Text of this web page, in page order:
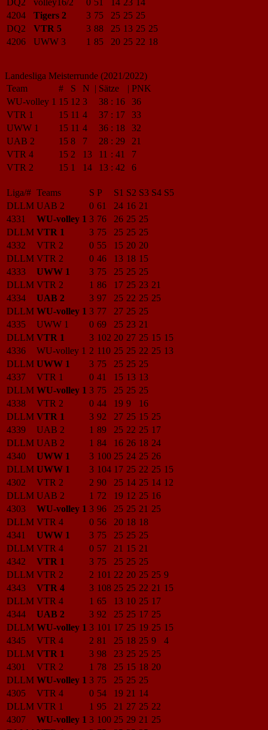
DQ2
volley16/2 0 51 14 23 14
4204
Tigers 2 3 75 25 25 25
DQ2
VTR 5 3 88 25 13 25 25
4206
UWW 3 1 85 20 25 22 18
Landesliga Meisterrunde (2021/2022)
Team
# S N | Sätze | PNK
WU-volley 1 15 12 3 38 : 16
36
VTR 1
15 11 4 37 : 17
33
UWW 1
15 11 4 36 : 18
32
UAB 2
15 8 7 28 : 29
21
VTR 4
15 2 13 11 : 41
7
VTR 2
15 1 14 13 : 42 6
Liga/# Teams S P S1 S2 S3 S4 S5
DLLM UAB 2 0 61 24 16 21
4331
WU-volley 1 3 76 26 25 25
DLLM VTR 1 3 75 25 25 25
4332
VTR 2 0 55 15 20 20
DLLM VTR 2 0 46 13 18 15
4333
UWW 1 3 75 25 25 25
DLLM VTR 2 1 86 17 25 23 21
4334
UAB 2 3 97 25 22 25 25
DLLM WU-volley 1 3 77 27 25 25
4335
UWW 1 0 69 25 23 21
DLLM VTR 1 3 102 20 27 25 15 15
4336
WU-volley 1 2 110 25 25 22 25 13
DLLM UWW 1 3 75 25 25 25
4337
VTR 1 0 41 15 13 13
DLLM WU-volley 1 3 75 25 25 25
4338
VTR 2 0 44 19 9
16
DLLM VTR 1 3 92 27 25 15 25
4339
UAB 2 1 89 25 22 25 17
DLLM UAB 2 1 84 16 26 18 24
4340
UWW 1 3 100 25 24 25 26
DLLM UWW 1 3 104 17 25 22 25 15
4302
VTR 2 2 90 25 14 25 14 12
DLLM UAB 2 1 72 19 12 25 16
4303
WU-volley 1 3 96 25 25 21 25
DLLM VTR 4 0 56 20 18 18
4341
UWW 1 3 75 25 25 25
DLLM VTR 4 0 57 21 15 21
4342
VTR 1 3 75 25 25 25
DLLM VTR 2 2 101 22 20 25 25 9
4343
VTR 4 3 108 25 25 22 21 15
DLLM VTR 4 1 65 13 10 25 17
4344
UAB 2 3 92 25 25 17 25
DLLM WU-volley 1 3 101 17 25 19 25 15
4345
VTR 4 2 81 25 18 25 9
4
DLLM VTR 1 3 98 23 25 25 25
4301
VTR 2 1 78 25 15 18 20
DLLM WU-volley 1 3 75 25 25 25
4305
VTR 4 0 54 19 21 14
DLLM VTR 1 1 95 21 27 25 22
4307
WU-volley 1 3 100 25 29 21 25